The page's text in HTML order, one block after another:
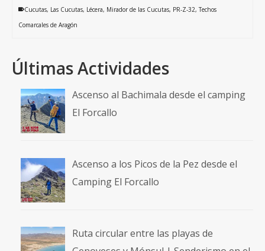
Cucutas, Las Cucutas, Lécera, Mirador de las Cucutas, PR-Z-32,Techos
Comarcales de Aragón
Últimas Actividades
Ascenso al Bachimala desde el camping
El Forcallo
Ascenso a los Picos de la Pez desde el
Camping El Forcallo
Ruta circular entre las playas de